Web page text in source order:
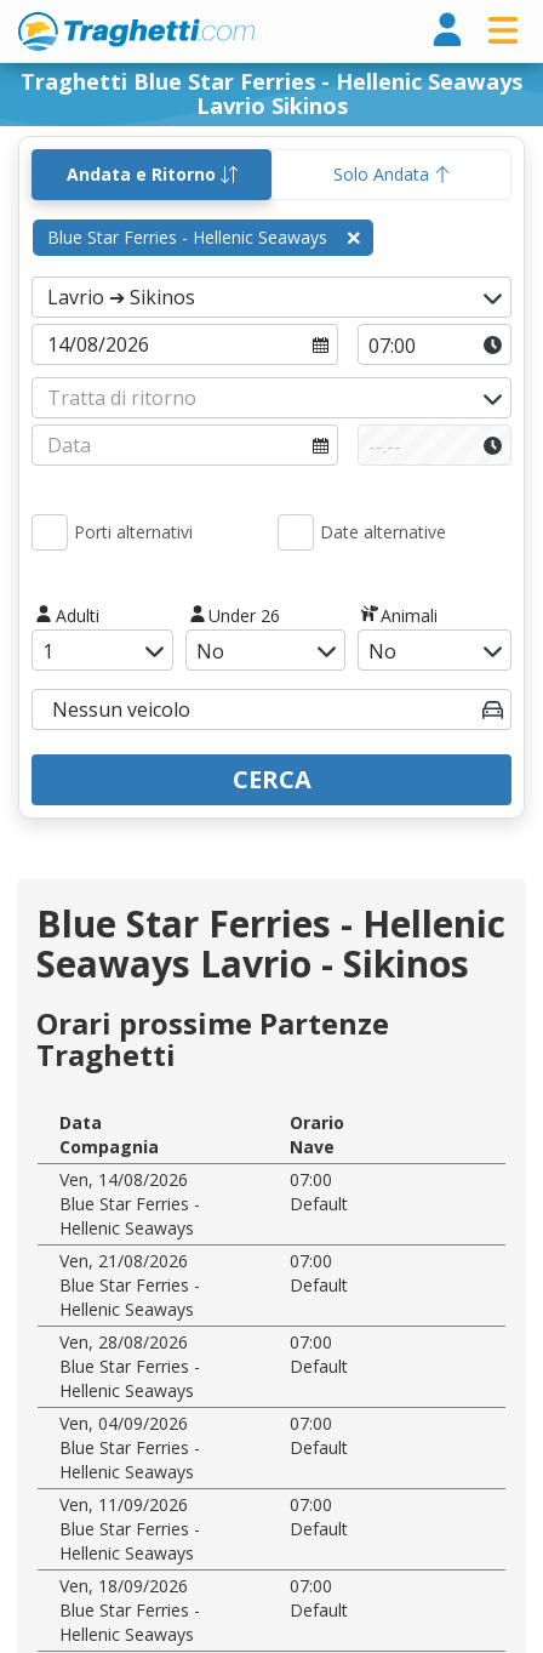
Traghetti Blue Star Ferries - Hellenic Seaways
Lavrio Sikinos
Andata e Ritorno Solo Andata
Blue Star Ferries - Hellenic Seaways
Porti alternativi Date alternative
Adulti Under 26 Animali
CERCA
Blue Star Ferries - Hellenic
Seaways Lavrio - Sikinos
Orari prossime Partenze
Traghetti
Data
Orario
Compagnia
Nave
Ven, 14/08/2026
07:00
Blue Star Ferries -
Hellenic Seaways
Default
Ven, 21/08/2026
07:00
Blue Star Ferries -
Hellenic Seaways
Default
Ven, 28/08/2026
07:00
Blue Star Ferries -
Hellenic Seaways
Default
Ven, 04/09/2026
07:00
Blue Star Ferries -
Hellenic Seaways
Default
Ven, 11/09/2026
07:00
Blue Star Ferries -
Hellenic Seaways
Default
Ven, 18/09/2026
07:00
Blue Star Ferries -
Hellenic Seaways
Default